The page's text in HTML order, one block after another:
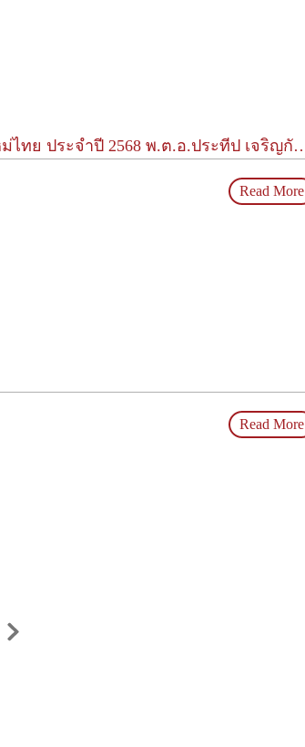
.อ.ประทีป เจริญกัลป์ ผู้ตรวจราชการสำนักนายกรัฐมนตรี
Read More
Read More